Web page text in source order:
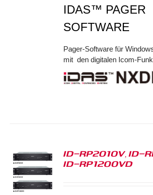
IDAS™ PAGER
SOFTWARE
Pager-Software für
mit den digitalen Icom-
ID-RP2010V, ID-
ID-RP1200VD